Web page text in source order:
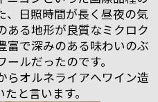
、日照時間が長く昼夜の気
ある地形が良質なミクロク
富で深みのある味わいのぶ
ルだったのです。
らオルネライアへワイン造
と言います。